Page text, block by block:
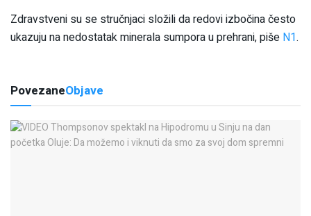
Zdravstveni su se stručnjaci složili da redovi izbočina često
ukazuju na nedostatak minerala sumpora u prehrani, piše N1.
PovezaneObjave